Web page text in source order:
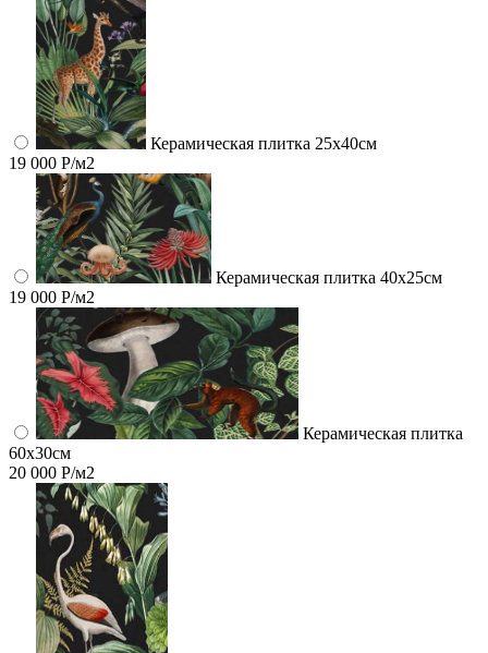
Керамическая плитка 25х40см
19 000 Р/м2
Керамическая плитка 40х25см
19 000 Р/м2
Керамическая плитка
60x30см
20 000 Р/м2